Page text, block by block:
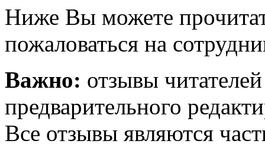
Ниже Вы можете
пожаловаться на
Важно: отзывы
предварительного
Все отзывы являются